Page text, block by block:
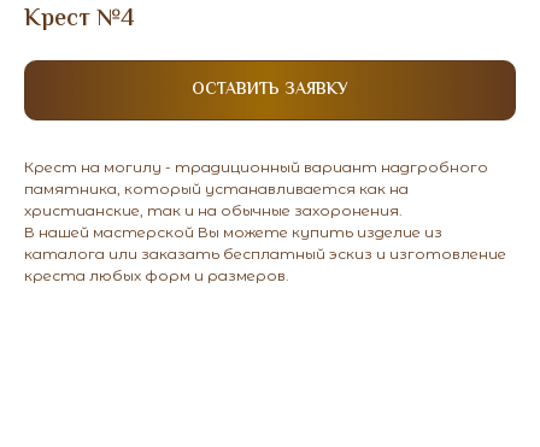
Крест №4
ОСТАВИТЬ ЗАЯВКУ
Крест на могилу - традиционный вариант надгробного
памятника, который устанавливается как на
христианские, так и на обычные захоронения.
В нашей мастерской Вы можете купить изделие из
каталога или заказать бесплатный эскиз и изготовление
креста любых форм и размеров.